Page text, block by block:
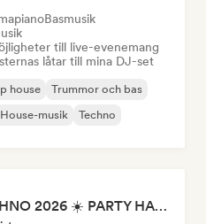
Basmusik
till live-evenemang
låtar till mina DJ-set
house
Trummor och bas
House-musik Techno
SUMMER TECHNO 2026 ☀️ PARTY HARD by Sebastian Bronk